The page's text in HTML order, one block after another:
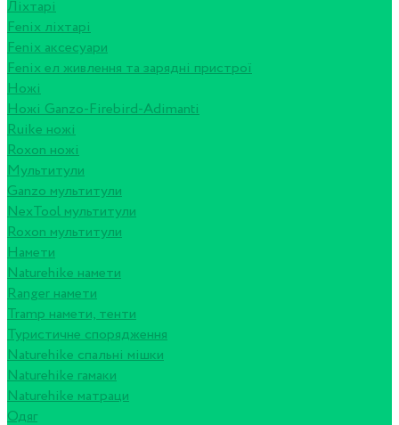
Ліхтарі
Fenix ліхтарі
Fenix аксесуари
Fenix ел живлення та зарядні пристрої
Ножі
Ножі Ganzo-Firebird-Adimanti
Ruike ножі
Roxon ножi
Мультитули
Ganzo мультитули
NexTool мультитули
Roxon мультитули
Намети
Naturehike намети
Ranger намети
Tramp намети, тенти
Туристичне спорядження
Naturehike спальні мішки
Naturehike гамаки
Naturehike матраци
Одяг